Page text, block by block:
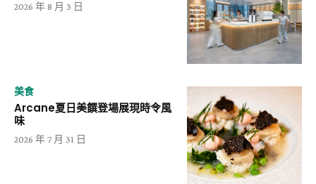
2026 年 8 月 3 日
美食
Arcane夏日美饌登場展現時令風
味
2026 年 7 月 31 日